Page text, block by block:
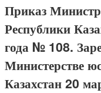
Приказ
Республики
года № 108.
Министерстве
Казахстан 20